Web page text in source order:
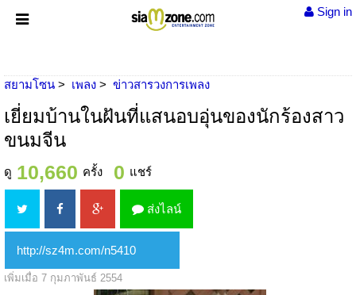
Sign in
สยามโซน เพลง ข่าวสารวงการเพลง
เยี่ยมบ้านในฝันที่แสนอบอุ่นของนักร้องสาว
ขนมจีน
ดู 10,660 ครั้ง 0 แชร์
ส่งไลน์
เพิ่มเมื่อ 7 กุมภาพันธ์ 2554